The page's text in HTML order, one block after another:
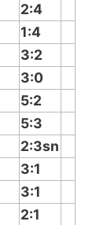
2:4
1:4
3:2
3:0
5:2
5:3
2:3sn
3:1
3:1
2:1